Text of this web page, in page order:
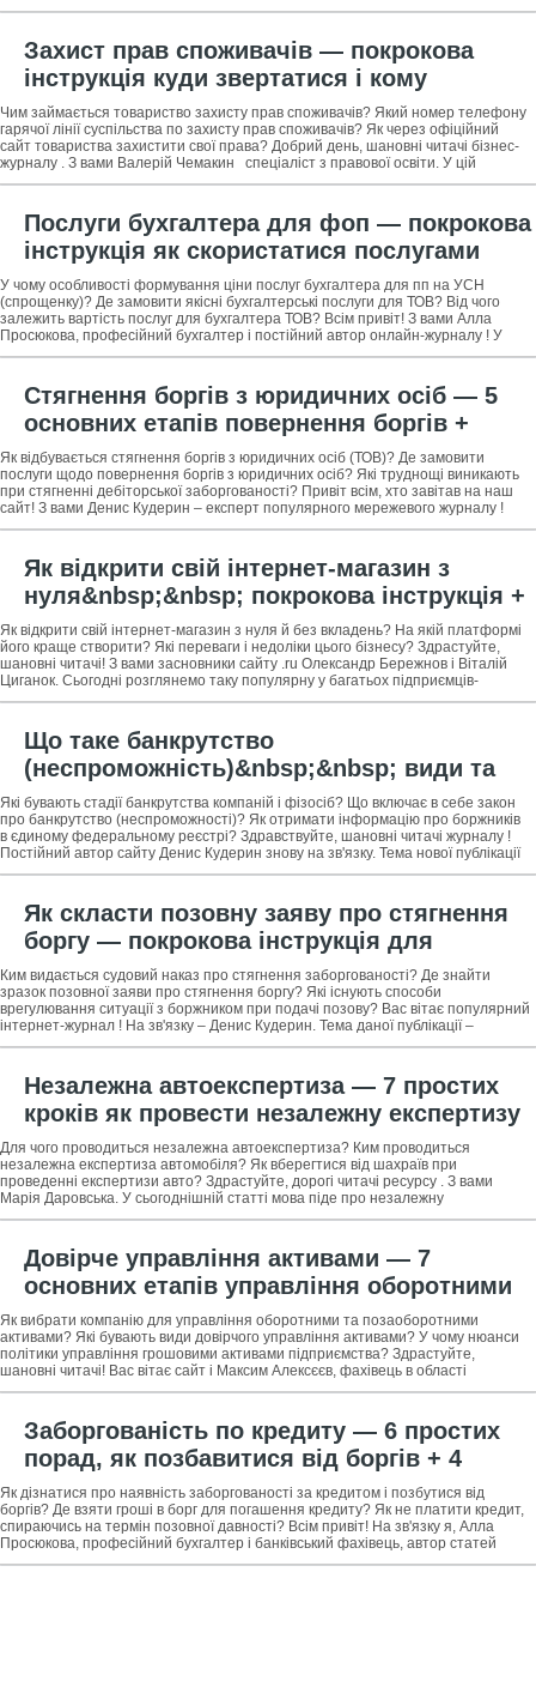
Захист прав споживачів — покрокова
інструкція куди звертатися і кому
скаржитися при порушенні прав
споживача + професійна допомога по
захисту прав споживачів
Чим займається товариство захисту прав споживачів? Який номер телефону
гарячої лінії суспільства по захисту прав споживачів? Як через офіційний
сайт товариства захистити свої права? Добрий день, шановні читачі бізнес-
журналу . З вами Валерій Чемакин спеціаліст з правової освіти. У цій
Послуги бухгалтера для фоп — покрокова
інструкція як скористатися послугами
бухгалтера + 3 ради як заощадити на
бухгалтерських послугах
У чому особливості формування ціни послуг бухгалтера для пп на УСН
(спрощенку)? Де замовити якісні бухгалтерські послуги для ТОВ? Від чого
залежить вартість послуг для бухгалтера ТОВ? Всім привіт! З вами Алла
Просюкова, професійний бухгалтер і постійний автор онлайн-журналу ! У
своїй сьогоднішній
Стягнення боргів з юридичних осіб — 5
основних етапів повернення боргів +
огляд ТОП-3 компаній з надання послуг по
стягненню заборгованості
Як відбувається стягнення боргів з юридичних осіб (ТОВ)? Де замовити
послуги щодо повернення боргів з юридичних осіб? Які труднощі виникають
при стягненні дебіторської заборгованості? Привіт всім, хто завітав на наш
сайт! З вами Денис Кудерин – експерт популярного мережевого журналу !
Продовжуємо
Як відкрити свій інтернет-магазин з
нуля&nbsp;&nbsp; покрокова інструкція +
наочні приклади
Як відкрити свій інтернет-магазин з нуля й без вкладень? На якій платформі
його краще створити? Які переваги і недоліки цього бізнесу? Здрастуйте,
шановні читачі! З вами засновники сайту .ru Олександр Бережнов і Віталій
Циганок. Сьогодні розглянемо таку популярну у багатьох підприємців-
початківців
Що таке банкрутство
(неспроможність)&nbsp;&nbsp; види та
стадії банкрутства + огляд закону про
неспроможності
Які бувають стадії банкрутства компаній і фізосіб? Що включає в себе закон
про банкрутство (неспроможності)? Як отримати інформацію про боржників
в єдиному федеральному реєстрі? Здравствуйте, шановні читачі журналу !
Постійний автор сайту Денис Кудерин знову на зв'язку. Тема нової публікації
–
Як скласти позовну заяву про стягнення
боргу — покрокова інструкція для
новачків + професійна допомога при
стягненні заборгованості
Ким видається судовий наказ про стягнення заборгованості? Де знайти
зразок позовної заяви про стягнення боргу? Які існують способи
врегулювання ситуації з боржником при подачі позову? Вас вітає популярний
інтернет-журнал ! На зв'язку – Денис Кудерин. Тема даної публікації –
позовна заява про
Незалежна автоекспертиза — 7 простих
кроків як провести незалежну експертизу
автомобіля + 4 правила як не стати
жертвою шахраїв при проведенні
експертизи
Для чого проводиться незалежна автоекспертиза? Ким проводиться
незалежна експертиза автомобіля? Як вберегтися від шахраїв при
проведенні експертизи авто? Здрастуйте, дорогі читачі ресурсу . З вами
Марія Даровська. У сьогоднішній статті мова піде про незалежну
автоэкспертизе. Стаття буде корисна
Довірче управління активами — 7
основних етапів управління оборотними
та позаоборотними активами + огляд
ТОП-5 керуючих компаній
Як вибрати компанію для управління оборотними та позаоборотними
активами? Які бувають види довірчого управління активами? У чому нюанси
політики управління грошовими активами підприємства? Здрастуйте,
шановні читачі! Вас вітає сайт і Максим Алексєєв, фахівець в області
управління активами
Заборгованість по кредиту — 6 простих
порад, як позбавитися від боргів + 4
способу перевірити наявність
заборгованості за кредитом
Як дізнатися про наявність заборгованості за кредитом і позбутися від
боргів? Де взяти гроші в борг для погашення кредиту? Як не платити кредит,
спираючись на термін позовної давності? Всім привіт! На зв'язку я, Алла
Просюкова, професійний бухгалтер і банківський фахівець, автор статей